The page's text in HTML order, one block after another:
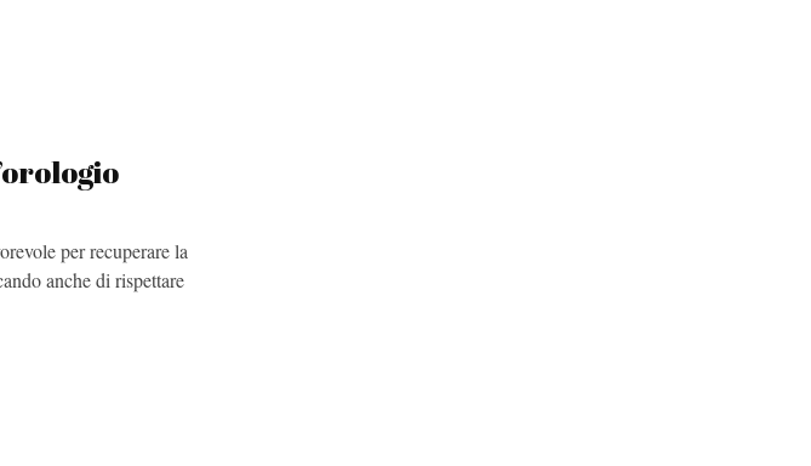
per recuperare la
anche di rispettare